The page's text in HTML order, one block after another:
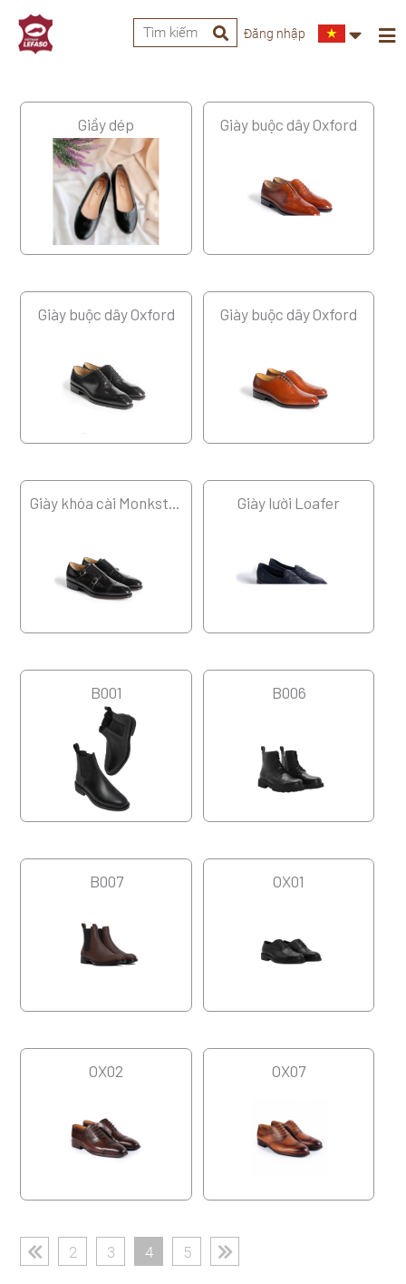
Đăng nhập
Giầy dép Giày buộc dây Oxford
Giày buộc dây Oxford Giày buộc dây Oxford
Giày khóa cài Monkstrap Giày lười Loafer
B001 B006
B007 OX01
OX02 OX07
2 3 4(current)
5